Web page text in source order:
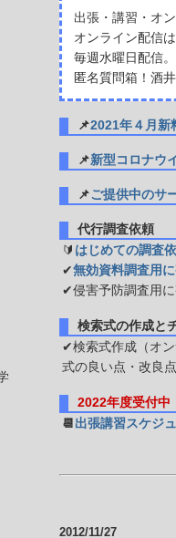
出張・講習・オ
オンライン配信は
毎週水曜日配信
匿名質問箱！酒
📌2021年４月新
📌新型コロナウ
📌ご提供中のサ
代行調査依頼
🔰 はじめての調査
✔無効資料調査用
✔侵害予防調査用
検索式の作成と
✔検索式作成（オ
式の良い点・改良
2022年度受付中
📆 出張講習スケジ
2012/11/27